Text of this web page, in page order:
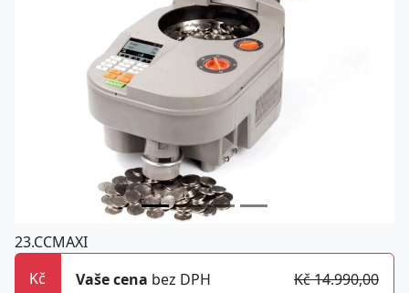
23.CCMAXI
Kč
Vaše cena bez DPH Kč 14.990,00